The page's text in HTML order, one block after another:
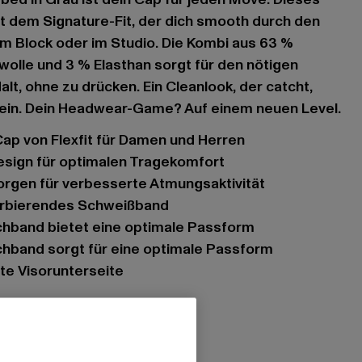
dem Signature-Fit, der dich smooth durch den
Block oder im Studio. Die Kombi aus 63 %
und 3 % Elasthan sorgt für den nötigen
ohne zu drücken. Ein Cleanlook, der catcht,
Dein Headwear-Game? Auf einem neuen Level.
von Flexfit für Damen und Herren
für optimalen Tragekomfort
für verbesserte Atmungsaktivität
Schweißband
bietet eine optimale Passform
sorgt für eine optimale Passform
Visorunterseite